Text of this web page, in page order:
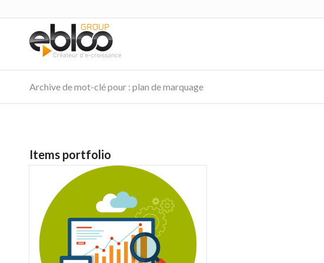
Archive de mot-clé pour : plan de marquage
Items portfolio